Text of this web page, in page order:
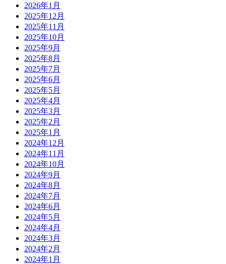
2026年1月
2025年12月
2025年11月
2025年10月
2025年9月
2025年8月
2025年7月
2025年6月
2025年5月
2025年4月
2025年3月
2025年2月
2025年1月
2024年12月
2024年11月
2024年10月
2024年9月
2024年8月
2024年7月
2024年6月
2024年5月
2024年4月
2024年3月
2024年2月
2024年1月